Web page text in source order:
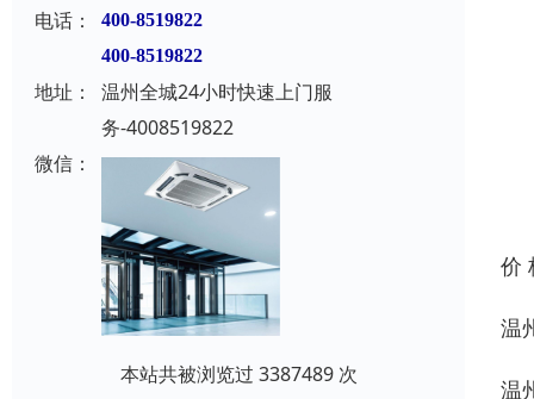
电话：
400-8519822
400-8519822
地址：
温州全城24小时快速上门服
务-4008519822
微信：
本站共被浏览过 3387489 次
价
温
温